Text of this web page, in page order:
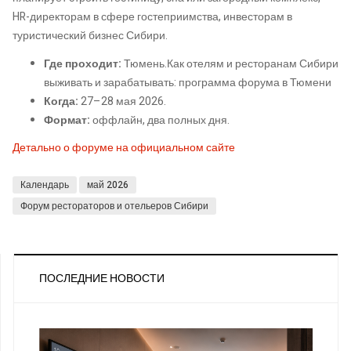
HR-директорам в сфере гостеприимства, инвесторам в
туристический бизнес Сибири.
Где проходит:Тюмень.Как отелям и ресторанам Сибири
выживать и зарабатывать: программа форума в Тюмени
Когда:27–28 мая 2026.
Формат:оффлайн, два полных дня.
Детально о форуме на официальном сайте
Календарь
май 2026
Форум рестораторов и отельеров Сибири
ПОСЛЕДНИЕ НОВОСТИ